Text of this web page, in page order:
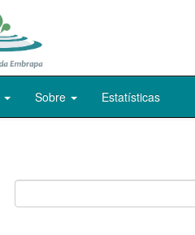
Sobre Estatísticas